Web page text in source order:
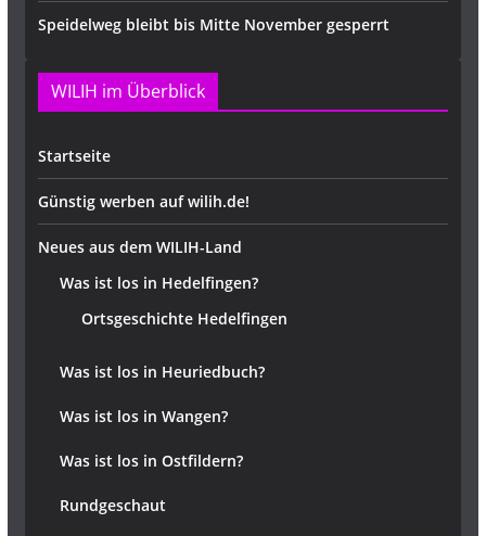
Speidelweg bleibt bis Mitte November gesperrt
WILIH im Überblick
Startseite
Günstig werben auf wilih.de!
Neues aus dem WILIH-Land
Was ist los in Hedelfingen?
Ortsgeschichte Hedelfingen
Was ist los in Heuriedbuch?
Was ist los in Wangen?
Was ist los in Ostfildern?
Rundgeschaut